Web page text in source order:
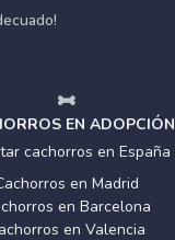
EN ADOPCIÓN
cachorros en España
en Madrid
en Barcelona
en Valencia